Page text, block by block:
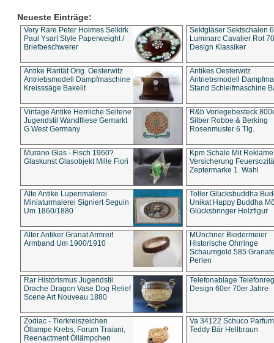
Neueste Einträge:
Very Rare Peter Holmes Selkirk
Paul Ysart Style Paperweight /
Briefbeschwerer
Sektgläser Sektschalen
Luminarc Cavalier Rot
Design Klassiker
Antike Rarität Orig. Oesterwitz
Antriebsmodell Dampfmaschine
Kreisssäge Bakelit
Antikes Oesterwitz
Antriebsmodell
Stand Schleifmaschine
Vintage Antike Herrliche Seltene
Jugendstil Wandfliese Gemarkt
G West Germany
R&b Vorlegebesteck
Silber Robbe & Berking
Rosenmuster 6 Tlg.
Murano Glas - Fisch 1960?
Glaskunst Glasobjekt Mille Fiori
Kpm Schale Mit Reklame
Versicherung
Zeptermarke 1. Wahl
Alte Antike Lupenmalerei
Miniaturmalerei Signiert Seguin
Um 1860/1880
Toller Glücksbuddha
Unikat Happy Buddha
Glücksbringer Holzfigur
Alter Antiker Granat Armreif
Armband Um 1900/1910
MÜnchner Biedermeier
Historische Ohrringe
Schaumgold 585
Perlen
Rar Historismus Jugendstil
Drache Dragon Vase Dog Relief
Scene Art Nouveau 1880
Telefonablage
Design 60er 70er Jahre
Zodiac - Tierkreiszeichen
Öllampe Krebs, Forum Traiani,
Reenactment Öllämpchen
Va 34122 Schuco
Teddy Bär Hellbraun